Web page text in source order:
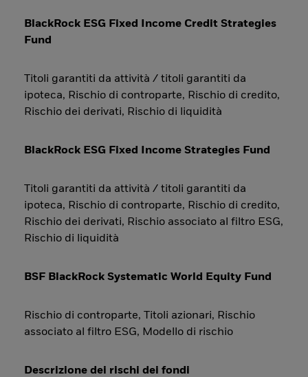
BlackRock ESG Fixed Income Credit Strategies
Fund
Titoli garantiti da attività / titoli garantiti da
ipoteca, Rischio di controparte, Rischio di credito,
Rischio dei derivati, Rischio di liquidità
BlackRock ESG Fixed Income Strategies Fund
Titoli garantiti da attività / titoli garantiti da
ipoteca, Rischio di controparte, Rischio di credito,
Rischio dei derivati, Rischio associato al filtro ESG,
Rischio di liquidità
BSF BlackRock Systematic World Equity Fund
Rischio di controparte, Titoli azionari, Rischio
associato al filtro ESG, Modello di rischio
Descrizione dei rischi dei fondi